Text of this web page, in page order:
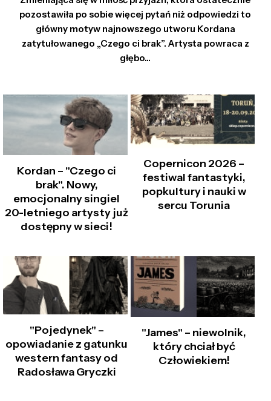
pozostawiła po sobie więcej pytań niż odpowiedzi to
główny motyw najnowszego utworu Kordana
zatytułowanego „Czego ci brak”. Artysta powraca z
głębo...
Kordan – "Czego ci
brak". Nowy,
emocjonalny singiel
20-letniego artysty już
dostępny w sieci!
Copernicon 2026 –
festiwal fantastyki,
popkultury i nauki w
sercu Torunia
"Pojedynek" –
opowiadanie z gatunku
western fantasy od
Radosława Gryczki
"James" – niewolnik,
który chciał być
Człowiekiem!